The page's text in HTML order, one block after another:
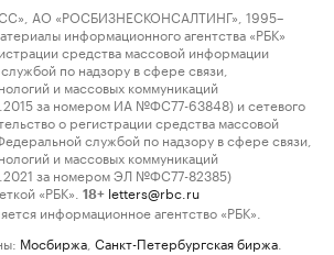
АО «РОСБИЗНЕСКОНСАЛТИНГ», 1995–
информационного агентства «РБК»
средства массовой информации
по надзору в сфере связи,
и массовых коммуникаций
за номером ИА №ФС77-63848) и сетевого
о регистрации средства массовой
службой по надзору в сфере связи,
и массовых коммуникаций
за номером ЭЛ №ФС77-82385)
«РБК».
18+ letters@rbc.ru
информационное агентство «РБК».
Мосбиржа Санкт-Петербургская биржа